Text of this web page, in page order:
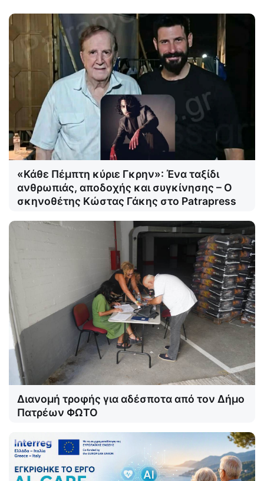
«Κάθε Πέμπτη κύριε Γκρην»: Ένα ταξίδι
ανθρωπιάς, αποδοχής και συγκίνησης – Ο
σκηνοθέτης Κώστας Γάκης στο Patrapress
Διανομή τροφής για αδέσποτα από τον Δήμο
Πατρέων ΦΩΤΟ